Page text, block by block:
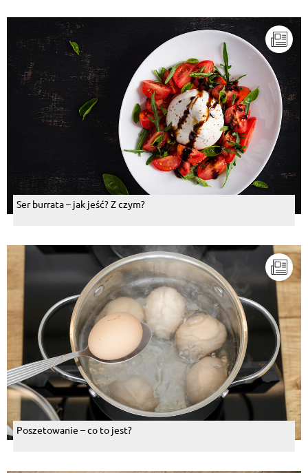
Odpowiedz
, 08.10.2021
I co robić ze skondensowanym mlekiem ?? Któro 2h
się gotuje
Odpowiedz
Odpowiedzi (1)
, 11.07.2021
Z czego powstaje masa karmelowa wymieniona w
Kroku 6?
Odpowiedz
Odpowiedzi (1)
Ser burrata – jak jeść? Z czym?
Poszetowanie – co to jest?